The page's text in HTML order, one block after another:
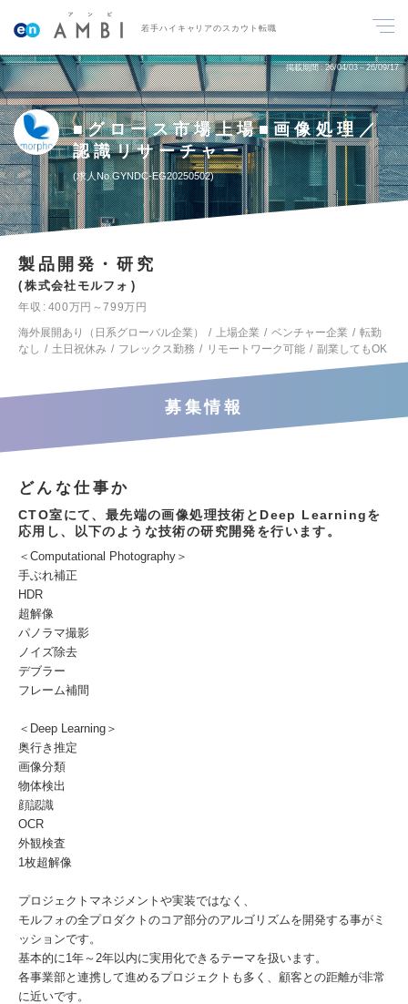
若手ハイキャリアのスカウト転職
掲載期間 26/04/03～26/09/17
■グロース市場上場■画像処理／
認識リサーチャー
求人No.GYNDC-EG20250502
製品開発・研究
株式会社モルフォ
年収
400万円～799万円
海外展開あり（日系グローバル企業）
上場企業 ベンチャー企業
転勤
なし
土日祝休み フレックス勤務 リモートワーク可能 副業してもOK
募集情報
どんな仕事か
CTO室にて、最先端の画像処理技術とDeep Learningを
応用し、以下のような技術の研究開発を行います。
＜Computational Photography＞
手ぶれ補正
HDR
超解像
パノラマ撮影
ノイズ除去
デブラー
フレーム補間
＜Deep Learning＞
奥行き推定
画像分類
物体検出
顔認識
OCR
外観検査
1枚超解像
プロジェクトマネジメントや実装ではなく、
モルフォの全プロダクトのコア部分のアルゴリズムを開発する事がミ
ッションです。
基本的に1年～2年以内に実用化できるテーマを扱います。
各事業部と連携して進めるプロジェクトも多く、顧客との距離が非常
に近いです。